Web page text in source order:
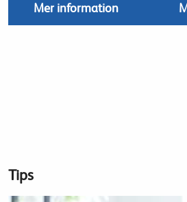
Mer information
Tips